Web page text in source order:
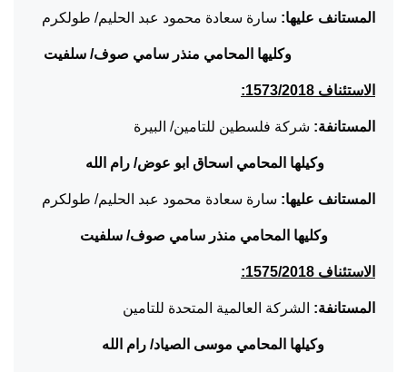
المستانف عليها: سارة سعادة محمود عبد الحليم/ طولكرم
وكليها المحامي منذر سامي صوف/ سلفيت
الاستئناف 1573/2018:
المستانفة: شركة فلسطين للتامين/ البيرة
وكيلها المحامي اسحاق ابو عوض/ رام الله
المستانف عليها: سارة سعادة محمود عبد الحليم/ طولكرم
وكليها المحامي منذر سامي صوف/ سلفيت
الاستئناف 1575/2018:
المستانفة: الشركة العالمية المتحدة للتامين
وكيلها المحامي موسى الصياد/ رام الله